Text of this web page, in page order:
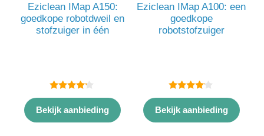
Eziclean IMap A150:
goedkope robotdweil en
stofzuiger in één
4.00
van 5
Bekijk aanbieding
Eziclean IMap A100: een
goedkope
robotstofzuiger
4.00
van 5
Bekijk aanbieding